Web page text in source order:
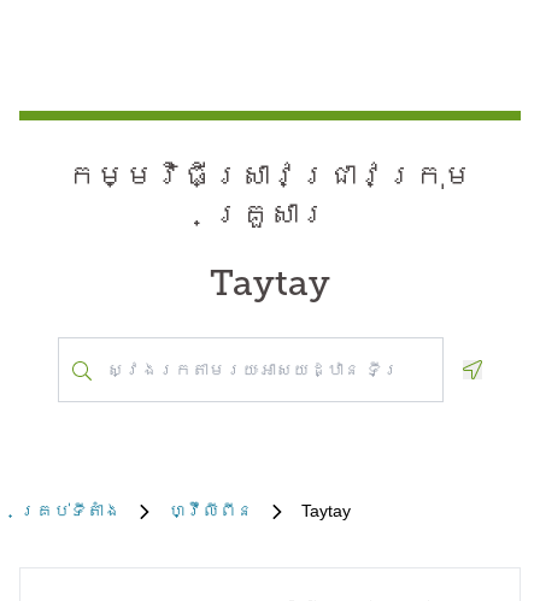
កម្មវិធី​ស្រាវជ្រាវ​ក្រុម
គ្រួសារ
Taytay
គ្រប់​ទីតាំង ហ្វ៊ីលីពីន Taytay